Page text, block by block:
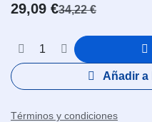
29,09 €34,22€
Añadir a
Términos y condiciones